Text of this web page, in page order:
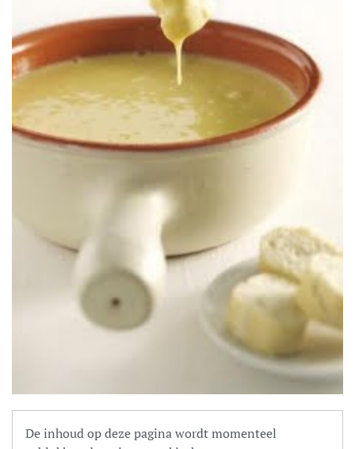
De inhoud op deze pagina wordt momenteel